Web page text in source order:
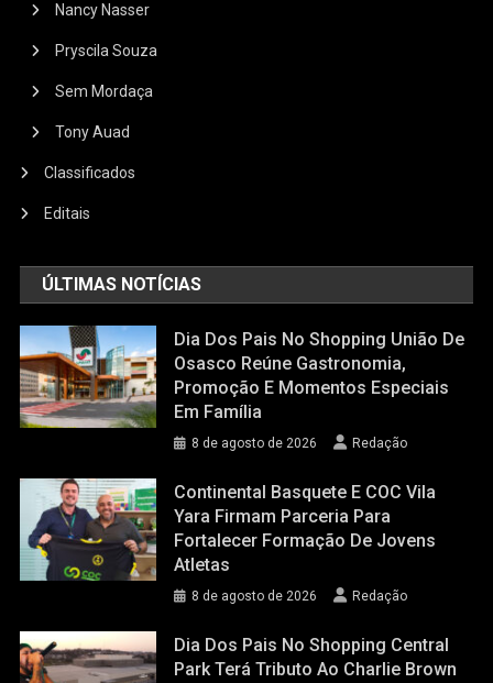
Nancy Nasser
Pryscila Souza
Sem Mordaça
Tony Auad
Classificados
Editais
ÚLTIMAS NOTÍCIAS
Dia Dos Pais No Shopping União De
Osasco Reúne Gastronomia,
Promoção E Momentos Especiais
Em Família
8 de agosto de 2026 Redação
Continental Basquete E COC Vila
Yara Firmam Parceria Para
Fortalecer Formação De Jovens
Atletas
8 de agosto de 2026 Redação
Dia Dos Pais No Shopping Central
Park Terá Tributo Ao Charlie Brown